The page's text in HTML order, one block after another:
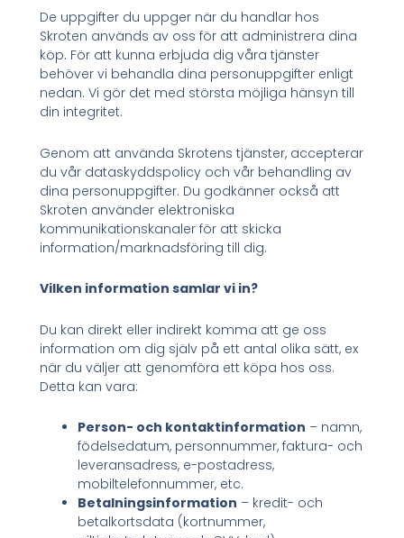
De uppgifter du uppger när du handlar hos
Skroten används av oss för att administrera dina
köp. För att kunna erbjuda dig våra tjänster
behöver vi behandla dina personuppgifter enligt
nedan. Vi gör det med största möjliga hänsyn till
din integritet.
Genom att använda Skrotens tjänster, accepterar
du vår dataskyddspolicy och vår behandling av
dina personuppgifter. Du godkänner också att
Skroten använder elektroniska
kommunikationskanaler för att skicka
information/marknadsföring till dig.
Vilken information samlar vi in?
Du kan direkt eller indirekt komma att ge oss
information om dig själv på ett antal olika sätt, ex
när du väljer att genomföra ett köpa hos oss.
Detta kan vara:
Person- och kontaktinformation – namn,
födelsedatum, personnummer, faktura- och
leveransadress, e-postadress,
mobiltelefonnummer, etc.
Betalningsinformation – kredit- och
betalkortsdata (kortnummer,